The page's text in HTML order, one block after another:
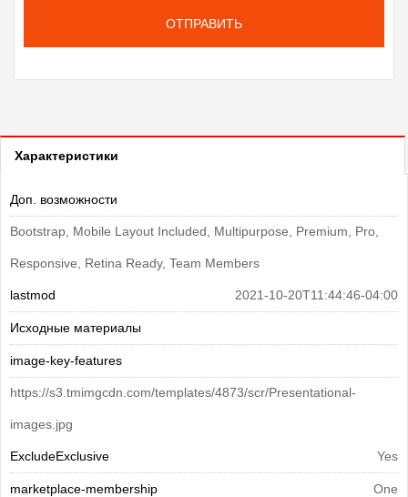
ОТПРАВИТЬ
Характеристики
Доп. возможности
Bootstrap, Mobile Layout Included, Multipurpose, Premium, Pro,
Responsive, Retina Ready, Team Members
lastmod 2021-10-20T11:44:46-04:00
Исходные материалы
image-key-features
https://s3.tmimgcdn.com/templates/4873/scr/Presentational-
images.jpg
ExcludeExclusive Yes
marketplace-membership One